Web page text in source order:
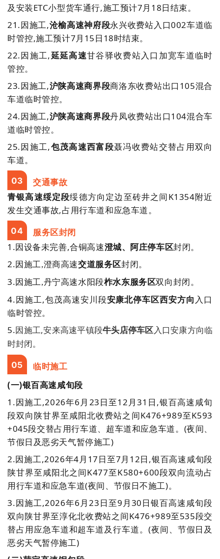
及安装ETC小型货车通行,施工预计7月18日结束。
21.因施工,沧榆高速神府段永兴收费站入口002车道临
时管控,施工预计7月15日18时结束。
22.因施工,延延高速甘谷驿收费站入口加宽车道临时
管控。
23.因施工,沪陕高速商界段商洛东收费站出口105混合
车道临时管控。
24.因施工,沪陕高速商界段丹凤收费站出口104混合车
道临时管控。
25.因施工,包茂高速西富段聂冯收费站交替占用双向
车道。
03 交通事故
青银高速绥定段绥德方向定边至砖井之间K1354附近
发生交通事故,占用行车道和应急车道。
04 服务区封闭
1.因设备未完善,合铜高速澄城、阿庄停车区封闭。
2.因施工,澄商高速交道服务区封闭。
3.因施工,丹宁高速水阳段柞水东服务区双向封闭。
4.因施工,包茂高速安川段安康北停车区西安方向 入口
临时管控。
5.因施工,安来高速平镇段牛头店停车区入口安康方向临
时封闭。
05 临时施工
(一)银百高速咸旬段
1.因施工,2026年6月23日至12月31日,银百高速咸旬
段双向陕甘界至咸阳北收费站之间K476+989至K593
+045段交替占用行车道、超车道和应急车道。(夜间、
节假日及恶劣天气暂停施工)
2.因施工,2026年4月17日至7月12日,银百高速咸旬段
陕甘界至咸阳北之间K477至K580+600段双向流动占
用行车道和应急车道(夜间、节假日不施工)。
3.因施工,2026年6月23日至9月30日银百高速咸旬段
双向陕甘界至淳化北收费站之间K476+989至535段交
替占用应急车道和超车道及行车道。(夜间、节假日及
恶劣天气暂停施工)